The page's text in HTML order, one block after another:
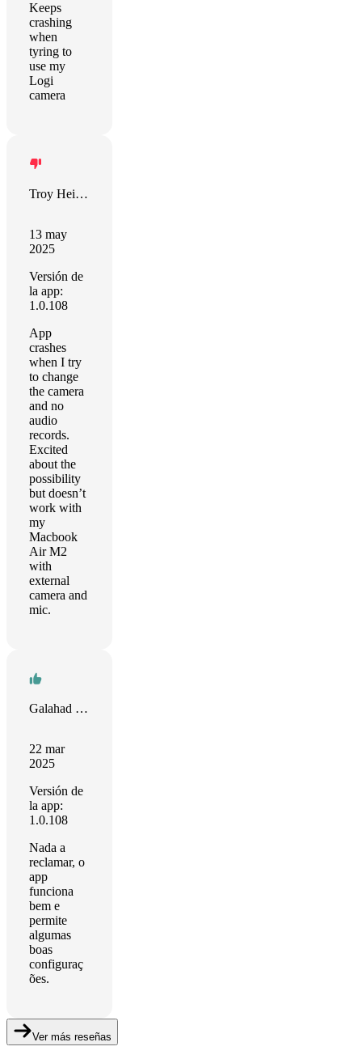
Keeps
crashing
when
tyring to
use my
Logi
camera
Troy Heinzman
13 may
2025
Versión de
la app:
1.0.108
App
crashes
when I try
to change
the camera
and no
audio
records.
Excited
about the
possibility
but doesn’t
work with
my
Macbook
Air M2
with
external
camera and
mic.
Galahad Brandão
22 mar
2025
Versión de
la app:
1.0.108
Nada a
reclamar, o
app
funciona
bem e
permite
algumas
boas
configuraç
ões.
Ver más reseñas